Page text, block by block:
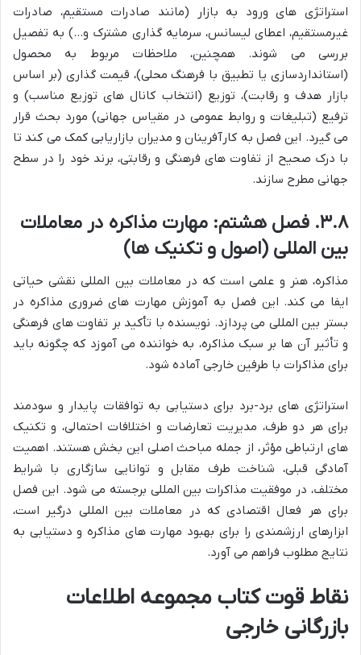
استراتژی های ورود به بازار (مانند صادرات مستقیم، صادرات
غیرمستقیم، اعطای لیسانس، سرمایه گذاری مشترک و…) به تفصیل
بررسی می شوند. همچنین، ملاحظات مربوط به محصول
(استانداردسازی یا تطبیق با فرهنگ محلی)، قیمت گذاری (بر اساس
بازار هدف و رقابت)، توزیع (انتخاب کانال های توزیع مناسب) و
ترفیع (تبلیغات و روابط عمومی در مقیاس جهانی) مورد بحث قرار
می گیرد. این فصل به کارآفرینان و مدیران بازاریابی کمک می کند تا
با درک صحیح از تفاوت های فرهنگی و رقابتی، برند خود را در سطح
جهانی مطرح سازند.
۳.۸. فصل هشتم: مهارت مذاکره در معاملات
بین المللی (اصول و تکنیک ها)
مذاکره، هنر و علمی است که در معاملات بین المللی نقشی حیاتی
ایفا می کند. این فصل به آموزش مهارت های ضروری مذاکره در
بستر بین المللی می پردازد. نویسنده با تأکید بر تفاوت های فرهنگی
و تأثیر آن ها بر سبک مذاکره، به خواننده می آموزد که چگونه باید
برای مذاکرات با طرفین خارجی آماده شود.
استراتژی های برد-برد برای دستیابی به توافقات پایدار و سودمند
برای هر دو طرف، مدیریت تعارضات و اختلافات احتمالی، و تکنیک
های ارتباطی مؤثر، از جمله مباحث اصلی این بخش هستند. اهمیت
آمادگی قبلی، شناخت طرف مقابل و توانایی سازگاری با شرایط
مختلف، در موفقیت مذاکرات بین المللی برجسته می شود. این فصل
برای هر فعال اقتصادی که در معاملات بین المللی درگیر است،
ابزارهای ارزشمندی را برای بهبود مهارت های مذاکره و دستیابی به
نتایج مطلوب فراهم می آورد.
نقاط قوت کتاب مجموعه اطلاعات
بازرگانی خارجی